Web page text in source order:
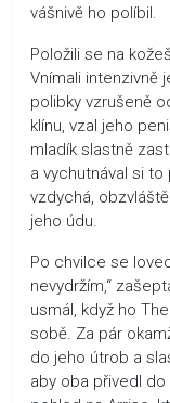
vášnivě ho políbil.
Položili se na
Vnímali intenzivně
polibky vzrušeně
klínu, vzal jeho
mladík slastně
a vychutnával si
vzdychá,
jeho údu.
Po chvilce se
nevydržím,“
usmál, když ho
sobě. Za pár
do jeho útrob a
aby oba přivedl do